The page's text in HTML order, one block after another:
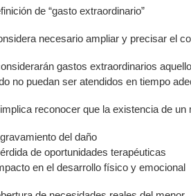
de “gasto extraordinario”
necesario ampliar y precisar el
gastos extraordinarios
no puedan ser atendidos en tiempo
reconocer que la existencia de
del daño
de oportunidades terapéuticas
en el desarrollo físico y emocional